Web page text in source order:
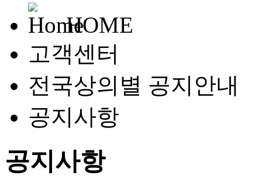
HOME
고객센터
전국상의별 공지안내
공지사항
공지사항